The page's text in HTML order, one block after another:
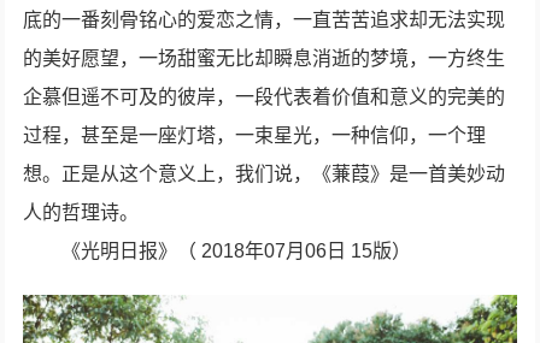
底的一番刻骨铭心的爱恋之情，一直苦苦追求却无法实现
的美好愿望，一场甜蜜无比却瞬息消逝的梦境，一方终生
企慕但遥不可及的彼岸，一段代表着价值和意义的完美的
过程，甚至是一座灯塔，一束星光，一种信仰，一个理
想。正是从这个意义上，我们说，《蒹葭》是一首美妙动
人的哲理诗。
《光明日报》（ 2018年07月06日 15版）